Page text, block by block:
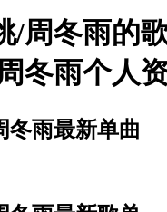
/周冬雨的
冬雨个人
冬雨最新单曲